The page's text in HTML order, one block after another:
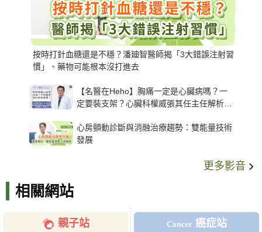
按時打針血糖還是不穩？潘廸智醫師揭「3大錯誤注射習
慣」、藥物可能根本沒打進去
【名醫在Heho】胸痛一定是心臟病嗎？一
定要裝支架？心臟科權威張其任主任解析支
心房顫動診斷與消融治療趨勢：雙能量技術
發展
更多影音
相關網站
親子站 癌症站